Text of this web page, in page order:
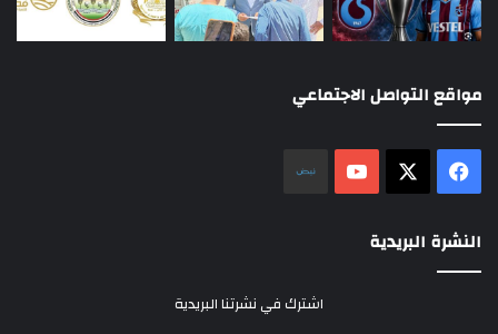
مواقع التواصل الاجتماعي
فيسبوك ‫YouTube
النشرة البريدية
اشترك في نشرتنا البريدية